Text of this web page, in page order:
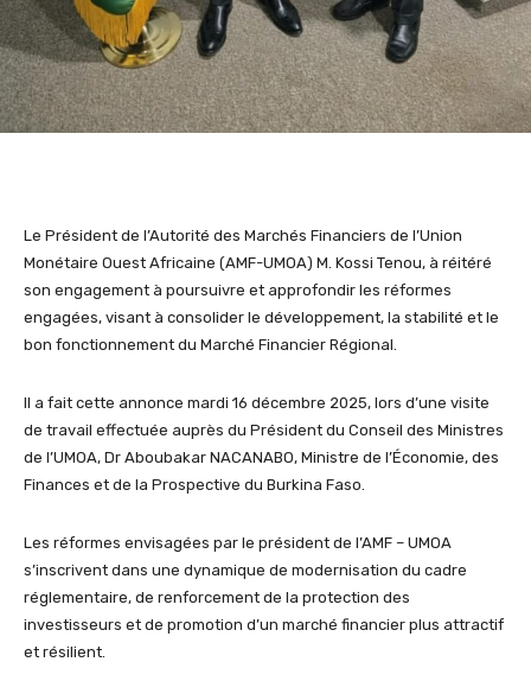
Le Président de l’Autorité des Marchés Financiers de l’Union
Monétaire Ouest Africaine (AMF-UMOA) M. Kossi Tenou, à réitéré
son engagement à poursuivre et approfondir les réformes
engagées, visant à consolider le développement, la stabilité et le
bon fonctionnement du Marché Financier Régional.
Il a fait cette annonce mardi 16 décembre 2025, lors d’une visite
de travail effectuée auprès du Président du Conseil des Ministres
de l’UMOA, Dr Aboubakar NACANABO, Ministre de l’Économie, des
Finances et de la Prospective du Burkina Faso.
Les réformes envisagées par le président de l’AMF – UMOA
s’inscrivent dans une dynamique de modernisation du cadre
réglementaire, de renforcement de la protection des
investisseurs et de promotion d’un marché financier plus attractif
et résilient.